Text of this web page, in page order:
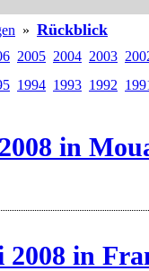
» Rückblick
2005 2004 2003
1994 1993 1992
in
2008 in